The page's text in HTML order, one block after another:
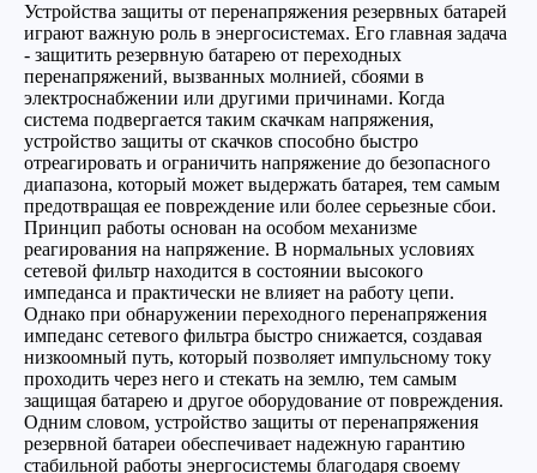
Устройства защиты от перенапряжения резервных батарей
играют важную роль в энергосистемах. Его главная задача
- защитить резервную батарею от переходных
перенапряжений, вызванных молнией, сбоями в
электроснабжении или другими причинами. Когда
система подвергается таким скачкам напряжения,
устройство защиты от скачков способно быстро
отреагировать и ограничить напряжение до безопасного
диапазона, который может выдержать батарея, тем самым
предотвращая ее повреждение или более серьезные сбои.
Принцип работы основан на особом механизме
реагирования на напряжение. В нормальных условиях
сетевой фильтр находится в состоянии высокого
импеданса и практически не влияет на работу цепи.
Однако при обнаружении переходного перенапряжения
импеданс сетевого фильтра быстро снижается, создавая
низкоомный путь, который позволяет импульсному току
проходить через него и стекать на землю, тем самым
защищая батарею и другое оборудование от повреждения.
Одним словом, устройство защиты от перенапряжения
резервной батареи обеспечивает надежную гарантию
стабильной работы энергосистемы благодаря своему